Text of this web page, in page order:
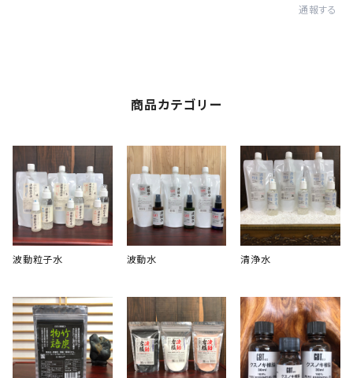
通報する
商品カテゴリー
波動粒子水 波動水 清浄水